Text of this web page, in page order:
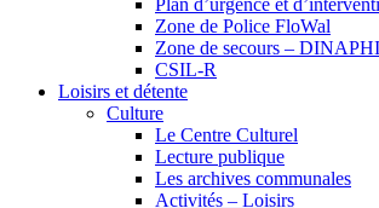
Plan d’urgence et
Zone de Police FloWal
Zone de secours – DINAPHI
CSIL-R
Loisirs et détente
Culture
Le Centre Culturel
Lecture publique
Les archives communales
Activités – Loisirs